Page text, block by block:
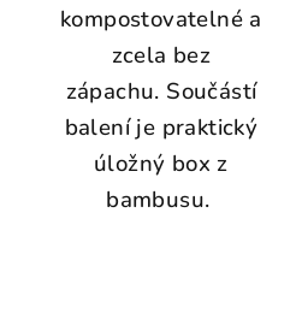
kompostovatelné a
zcela bez
zápachu. Součástí
balení je praktický
úložný box z
bambusu.